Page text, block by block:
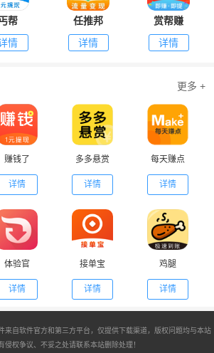
帮
情
任推邦
详情
赏帮赚
详情
更多 +
赚钱了
详情
多多悬赏
详情
每天赚点
详情
体验官
详情
接单宝
详情
鸡腿
详情
来自软件官方和第三方平台，仅提供下载渠道，版权问题均与本站
侵权争议、不妥之处请联系本站删除处理！